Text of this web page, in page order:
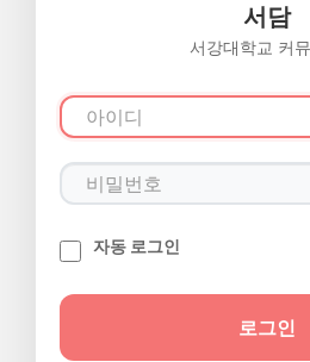
서담
서강대학교 커
자동 로그인